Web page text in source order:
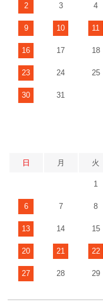
2 3 4
9 10 11
16 17 18
23 24 25
30 31
日 月 火
1
6 7 8
13 14 15
20 21 22
27 28 29